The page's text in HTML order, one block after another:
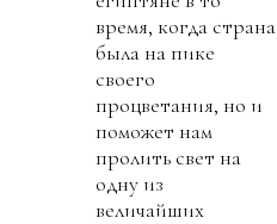
время, когда страна
была на пике
своего
процветания, но и
поможет нам
пролить свет на
одну из
величайших